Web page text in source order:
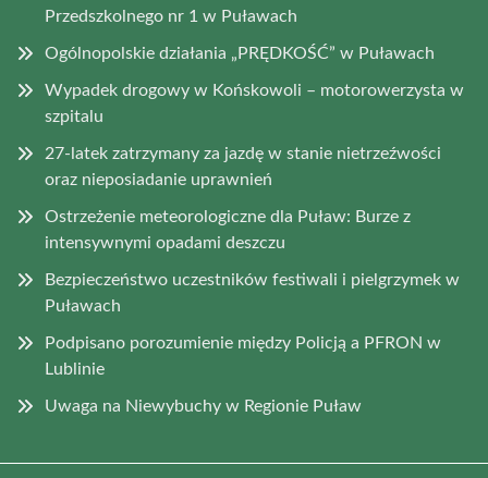
Przedszkolnego nr 1 w Puławach
Ogólnopolskie działania „PRĘDKOŚĆ” w Puławach
Wypadek drogowy w Końskowoli – motorowerzysta w
szpitalu
27-latek zatrzymany za jazdę w stanie nietrzeźwości
oraz nieposiadanie uprawnień
Ostrzeżenie meteorologiczne dla Puław: Burze z
intensywnymi opadami deszczu
Bezpieczeństwo uczestników festiwali i pielgrzymek w
Puławach
Podpisano porozumienie między Policją a PFRON w
Lublinie
Uwaga na Niewybuchy w Regionie Puław